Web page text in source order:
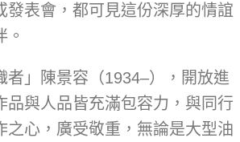
發表會，都可見這份深厚的情誼
。
者」陳景容（1934–），開放進
品與人品皆充滿包容力，與同行
之心，廣受敬重，無論是大型油